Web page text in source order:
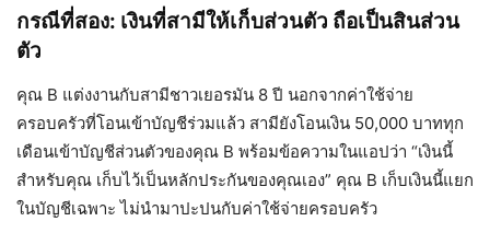
กรณีที่สอง: เงินที่สามีให้เก็บส่วนตัว ถือเป็นสินส่วน
ตัว
คุณ B แต่งงานกับสามีชาวเยอรมัน 8 ปี นอกจากค่าใช้จ่าย
ครอบครัวที่โอนเข้าบัญชีร่วมแล้ว สามียังโอนเงิน 50,000 บาททุก
เดือนเข้าบัญชีส่วนตัวของคุณ B พร้อมข้อความในแอปว่า “เงินนี้
สำหรับคุณ เก็บไว้เป็นหลักประกันของคุณเอง” คุณ B เก็บเงินนี้แยก
ในบัญชีเฉพาะ ไม่นำมาปะปนกับค่าใช้จ่ายครอบครัว